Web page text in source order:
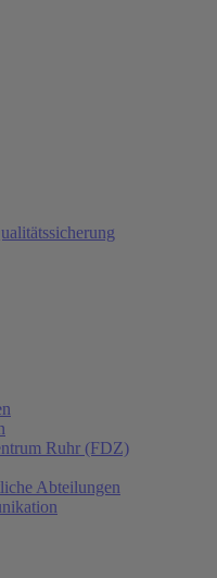
Ruhr (FDZ)
Abteilungen